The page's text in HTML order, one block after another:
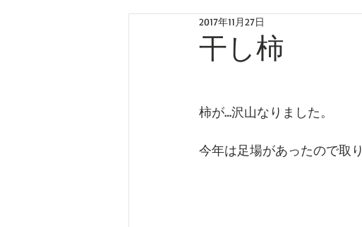
干し柿
2017年11月27日
柿が…沢山なりました。
今年は足場があったので取